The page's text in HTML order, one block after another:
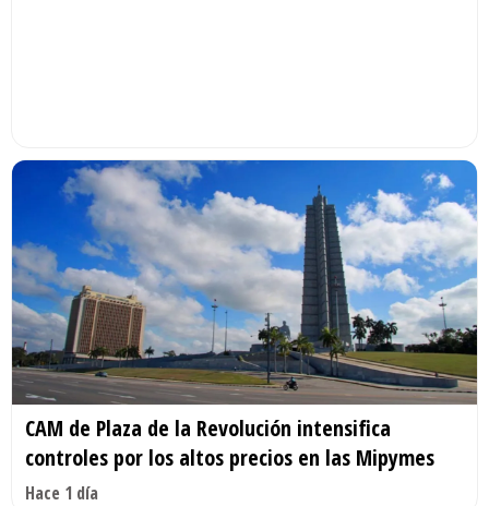
CAM de Plaza de la Revolución intensifica
controles por los altos precios en las Mipymes
Hace 1 día